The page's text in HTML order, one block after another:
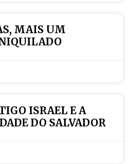
MAIS UM
ISRAEL E A
DO SALVADOR